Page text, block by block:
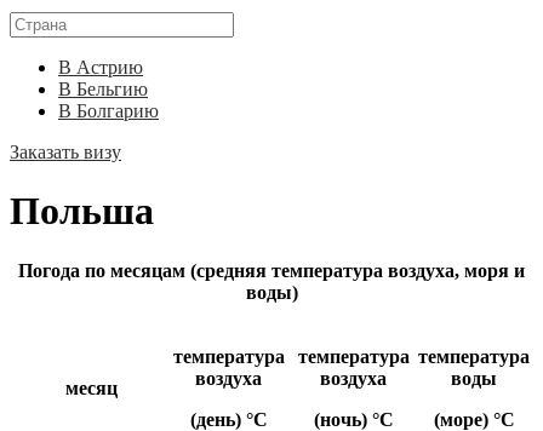
В Астрию
В Бельгию
В Болгарию
Заказать визу
Польша
Погода по месяцам (средняя температура воздуха, моря и
воды)
месяц
температура
воздуха
(день) °C
температура
воздуха
(ночь) °C
температура
воды
(море) °C